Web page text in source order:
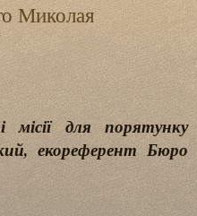
Миколая
для порятунку
екореферент Бюро